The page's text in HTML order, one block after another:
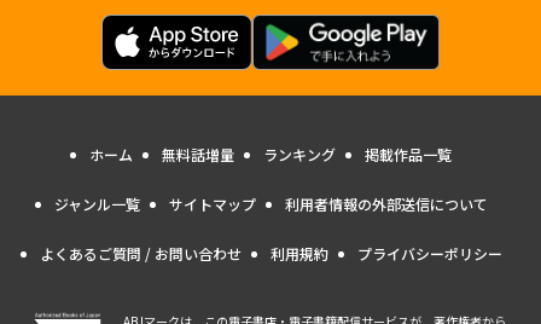
ホーム 無料話増量 ランキング 掲載作品一覧
ジャンル一覧 サイトマップ 利用者情報の外部送信について
よくあるご質問 / お問い合わせ 利用規約 プライバシーポリシー